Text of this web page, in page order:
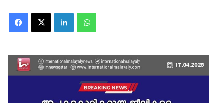
Facebook
X LinkedInWhatsApp